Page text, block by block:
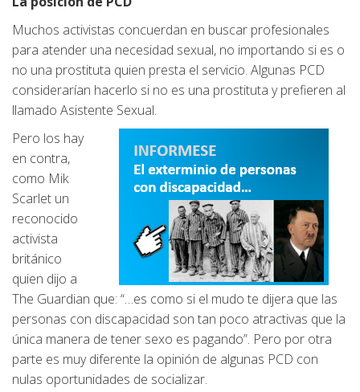
Muchos activistas concuerdan en buscar profesionales
para atender una necesidad sexual, no importando si es o
no una prostituta quien presta el servicio. Algunas PCD
considerarían hacerlo si no es una prostituta y prefieren al
llamado Asistente Sexual.
Pero los hay
en contra,
como Mik
Scarlet un
reconocido
activista
británico
quien dijo a
The Guardian que: “…es como si el mudo te dijera que las
personas con discapacidad son tan poco atractivas que la
única manera de tener sexo es pagando”. Pero por otra
parte es muy diferente la opinión de algunas PCD con
nulas oportunidades de socializar.